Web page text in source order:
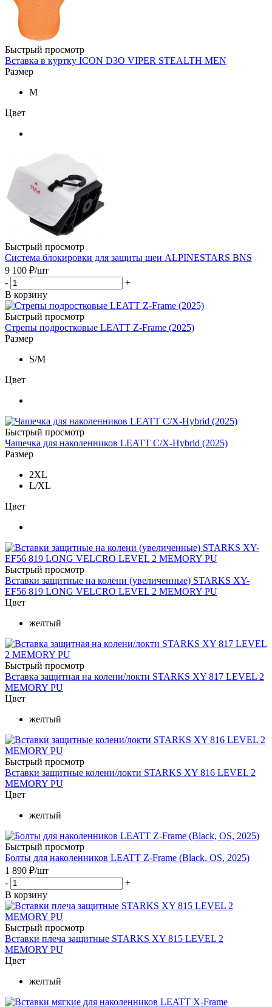
Быстрый просмотр
Вставка в куртку ICON D3O VIPER STEALTH MEN
Размер
M
Цвет
Быстрый просмотр
Система блокировки для защиты шеи ALPINESTARS BNS
9 100 ₽/шт
-
+
В корзину
Быстрый просмотр
Стрепы подростковые LEATT Z-Frame (2025)
Размер
S/M
Цвет
Быстрый просмотр
Чашечка для наколенников LEATT C/X-Hybrid (2025)
Размер
2XL
L/XL
Цвет
Быстрый просмотр
Вставки защитные на колени (увеличенные) STARKS XY-
EF56 819 LONG VELCRO LEVEL 2 MEMORY PU
Цвет
желтый
Быстрый просмотр
Вставка защитная на колени/локти STARKS XY 817 LEVEL 2
MEMORY PU
Цвет
желтый
Быстрый просмотр
Вставки защитные колени/локти STARKS XY 816 LEVEL 2
MEMORY PU
Цвет
желтый
Быстрый просмотр
Болты для наколенников LEATT Z-Frame (Black, OS, 2025)
1 890 ₽/шт
-
+
В корзину
Быстрый просмотр
Вставки плеча защитные STARKS XY 815 LEVEL 2
MEMORY PU
Цвет
желтый